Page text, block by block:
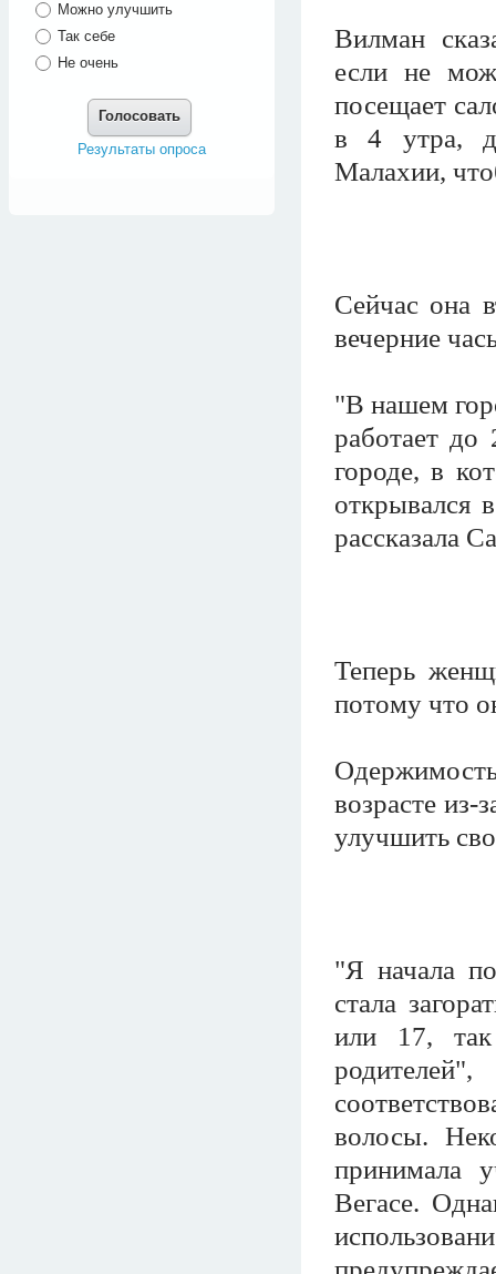
Вилман
если не
посещает
в 4 утра,
Малахии,
Сейчас она
вечерние
"В нашем
работает
городе, в
открывался
рассказала
Теперь
потому что
возрасте из-
улучшить
"Я начала
стала
или 17,
волосы.
принимала
Вегасе.
Можно улучшить
Так себе
Не очень
Голосовать
Результаты опроса